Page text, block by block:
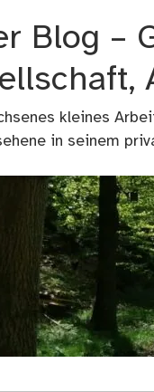
Blog –
kleines
in seinem